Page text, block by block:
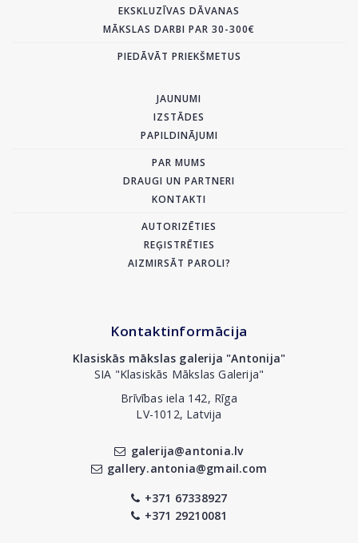
EKSKLUZĪVAS DĀVANAS
MĀKSLAS DARBI PAR 30-300€
PIEDĀVĀT PRIEKŠMETUS
JAUNUMI
IZSTĀDES
PAPILDINĀJUMI
PAR MUMS
DRAUGI UN PARTNERI
KONTAKTI
AUTORIZĒTIES
REĢISTRĒTIES
AIZMIRSĀT PAROLI?
Kontaktinformācija
Klasiskās mākslas galerija "Antonija"
SIA "Klasiskās Mākslas Galerija"
Brīvības iela 142, Rīga
LV-1012, Latvija
galerija@antonia.lv
gallery.antonia@gmail.com
+371 67338927
+371 29210081